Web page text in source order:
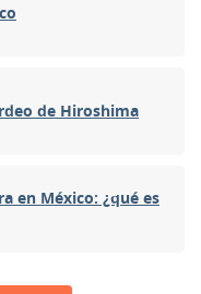
de Hiroshima
en México: ¿qué es